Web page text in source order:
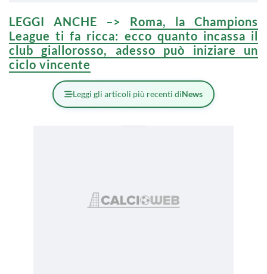
LEGGI ANCHE –> Roma, la Champions
League ti fa ricca: ecco quanto incassa il
club giallorosso, adesso può iniziare un
ciclo vincente
Leggi gli articoli più recenti diNews